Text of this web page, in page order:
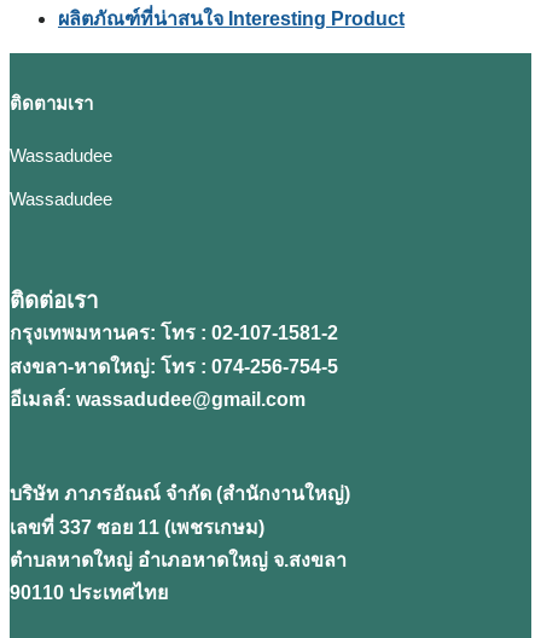
ผลิตภัณฑ์ที่น่าสนใจ Interesting Product
บริษัท ภาภรอัณณ์ จํากัด (สํานักงานใหญ่)
เลขที่ 337 ซอย 11 (เพชรเกษม)
ตำบลหาดใหญ่ อำเภอหาดใหญ่ จ.สงขลา
90110 ประเทศไทย
ติดต่อเรา
กรุงเทพมหานคร: โทร : 02-107-1581-2
สงขลา-หาดใหญ่: โทร : 074-256-754-5
อีเมลล์: wassadudee@gmail.com
ติดตามเรา
Wassadudee
Wassadudee